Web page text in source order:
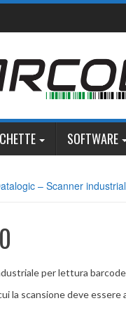
SOFTWARE
– Scanner
per lettura
la scansione deve